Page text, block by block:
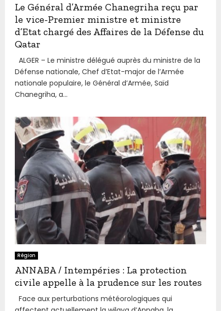
Le Général d’Armée Chanegriha reçu par
le vice-Premier ministre et ministre
d’Etat chargé des Affaires de la Défense du
Qatar
ALGER – Le ministre délégué auprès du ministre de la
Défense nationale, Chef d’Etat-major de l’Armée
nationale populaire, le Général d’Armée, Saïd
Chanegriha, a...
Région
ANNABA / Intempéries : La protection
civile appelle à la prudence sur les routes
Face aux perturbations météorologiques qui